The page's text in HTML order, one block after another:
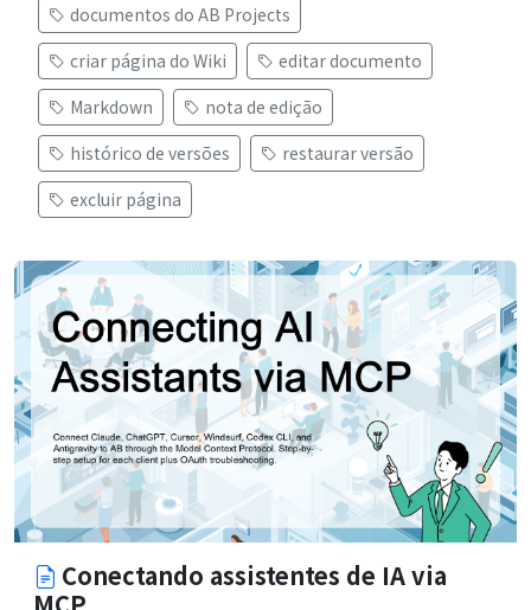
documentos do AB Projects
criar página do Wiki
editar documento
Markdown
nota de edição
histórico de versões
restaurar versão
excluir página
Conectando assistentes de IA via